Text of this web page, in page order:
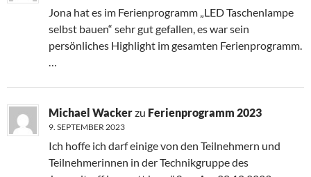
Jona hat es im Ferienprogramm „LED Taschenlampe
selbst bauen“ sehr gut gefallen, es war sein
persönliches Highlight im gesamten Ferienprogramm.
…
Michael Wackerzu Ferienprogramm 2023
9. SEPTEMBER 2023
Ich hoffe ich darf einige von den Teilnehmern und
Teilnehmerinnen in der Technikgruppe des